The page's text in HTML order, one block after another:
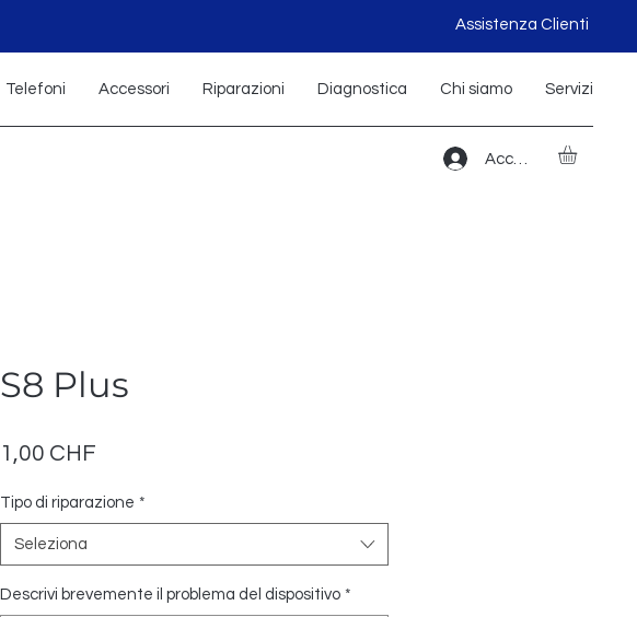
Assistenza Clienti
Telefoni Accessori Riparazioni Diagnostica Chi siamo Servizi
Accedi
S8 Plus
1,00 CHF
Tipo di riparazione *
Seleziona
Descrivi brevemente il problema del dispositivo *